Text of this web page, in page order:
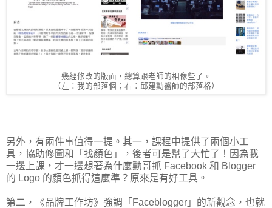
幾經修改的版面，總算跟老師的相像些了。
（左：我的部落個；右：邱建勳醫師的部落格）
另外，有兩件事值得一提。其一，課程中提供了兩個小工
具，協助修圖和「找顏色」，後者可是幫了大忙了！因為我
一邊上課，才一邊想著為什麼勳哥抓 Facebook 和 Blogger
的 Logo 的顏色抓得這麼準？原來是有好工具。
第二，《品牌工作坊》強調「Faceblogger」的新觀念，也就